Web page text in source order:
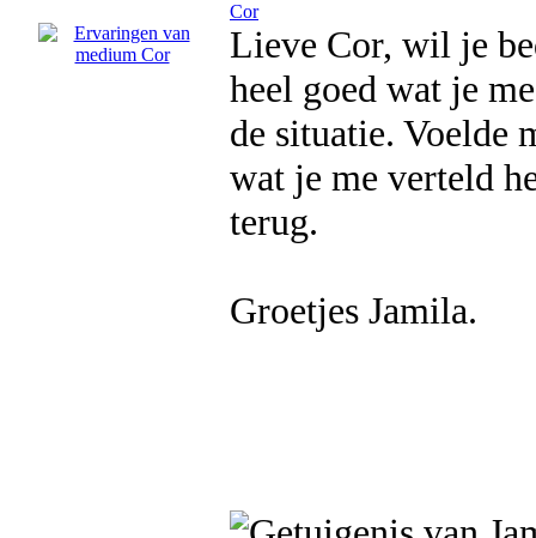
Cor
Lieve Cor, wil je
heel goed wat je
de situatie. Voelde
wat je me verteld
terug.
Groetjes Jamila.